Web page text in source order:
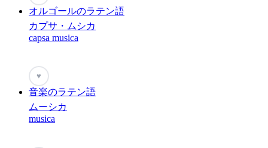
オルゴールのラテン語
カプサ・ムシカ
capsa musica
♥
音楽のラテン語
ムーシカ
musica